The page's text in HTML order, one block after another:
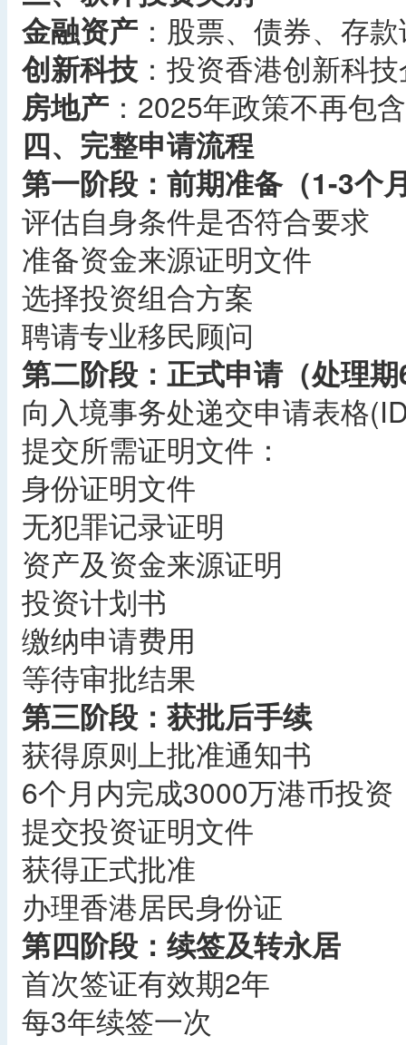
金融资产 ：股票、债券、存
创新科技 ：投资香港创新科
房地产 ：2025年政策不再包
四、完整申请流程
第一阶段：前期准备（1-3个
评估自身条件是否符合要求
准备资金来源证明文件
选择投资组合方案
聘请专业移民顾问
第二阶段：正式申请（处理
向入境事务处递交申请表格
提交所需证明文件：
身份证明文件
无犯罪记录证明
资产及资金来源证明
投资计划书
缴纳申请费用
等待审批结果
第三阶段：获批后手续
获得原则上批准通知书
6个月内完成3000万港币投资
提交投资证明文件
获得正式批准
办理香港居民身份证
第四阶段：续签及转永居
首次签证有效期2年
每3年续签一次